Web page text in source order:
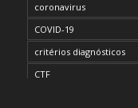
coronavirus
COVID-19
critérios diagnósticos
CTF